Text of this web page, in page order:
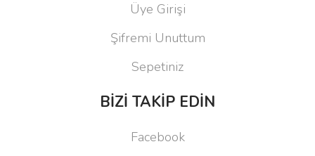
Üye Girişi
Şifremi Unuttum
Sepetiniz
BİZİ TAKİP EDİN
Facebook